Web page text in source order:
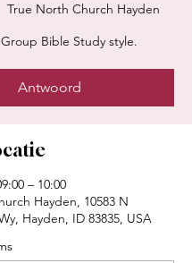
True North Church Hayden
Bible Study style.
Antwoord
– 10:00
Hayden, 10583 N
Hayden, ID 83835, USA